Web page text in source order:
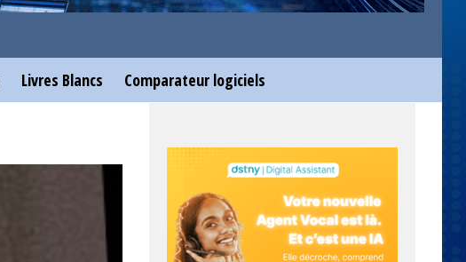
Livres Blancs Comparateur logiciels